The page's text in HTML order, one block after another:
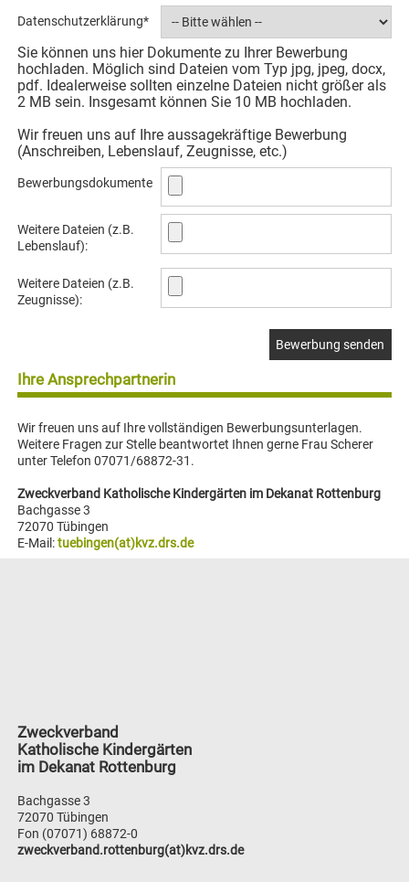
Datenschutzerklärung*
Sie können uns hier Dokumente zu Ihrer Bewerbung
hochladen. Möglich sind Dateien vom Typ jpg, jpeg, docx,
pdf. Idealerweise sollten einzelne Dateien nicht größer als
2 MB sein. Insgesamt können Sie 10 MB hochladen.
Wir freuen uns auf Ihre aussagekräftige Bewerbung
(Anschreiben, Lebenslauf, Zeugnisse, etc.)
Bewerbungsdokumente
Weitere Dateien (z.B.
Lebenslauf):
Weitere Dateien (z.B.
Zeugnisse):
Ihre Ansprechpartnerin
Wir freuen uns auf Ihre vollständigen Bewerbungsunterlagen.
Weitere Fragen zur Stelle beantwortet Ihnen gerne Frau Scherer
unter Telefon 07071/68872-31.
Zweckverband Katholische Kindergärten im Dekanat Rottenburg
Bachgasse 3
72070 Tübingen
E-Mail:tuebingen(at)kvz.drs.de
Zweckverband
Katholische Kindergärten
im Dekanat Rottenburg
Bachgasse 3
72070 Tübingen
Fon (07071) 68872-0
zweckverband.rottenburg(at)kvz.drs.de